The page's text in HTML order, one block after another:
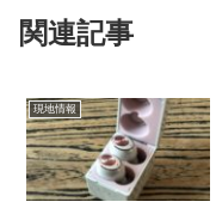
関連記事
現地情報